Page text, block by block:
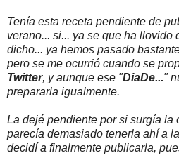
Tenía esta receta pendiente de
verano... si... ya se que ha llovido
dicho... ya hemos pasado
pero se me ocurrió cuando se
Twitter, y aunque ese "DiaDe..."
prepararla igualmente.
La dejé pendiente por si surgía la
parecía demasiado tenerla ahí a
decidí a finalmente publicarla,